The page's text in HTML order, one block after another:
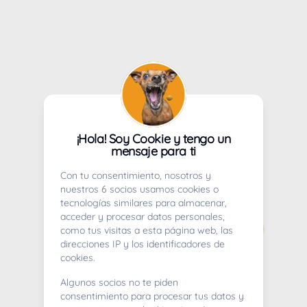
¡Hola! Soy Cookie y tengo un
mensaje para ti
Con tu consentimiento, nosotros y
nuestros 6 socios usamos cookies o
tecnologías similares para almacenar,
acceder y procesar datos personales,
como tus visitas a esta página web, las
direcciones IP y los identificadores de
cookies.
Algunos socios no te piden
consentimiento para procesar tus datos y